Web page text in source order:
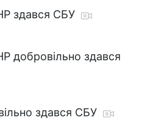
здався СБУ
добровільно здався
здався СБУ